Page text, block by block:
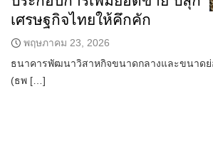
เศรษฐกิจไทยให้คึกคัก
พฤษภาคม 23, 2026
ธนาคารพัฒนาวิสาหกิจขนาดกลางและขนาดย่
(ธพ […]